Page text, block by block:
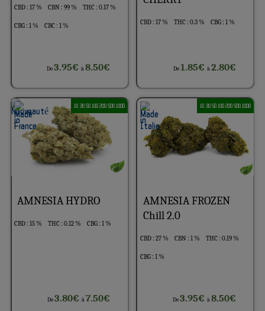
CBD : 17 % CBN : 99 % THC : 0.17 %
CBG : 1 % CBC : 1 %
De3.95€à8.50€
CBD : 17 % THC : 0.3 % CBG : 1 %
De1.85€ à2.80€
1G 3G 5G 10G 20G 50G 100G
AMNESIA HYDRO
CBD : 15 % THC : 0.12 % CBG : 1 %
De3.80€à7.50€
1G 3G 5G 10G 20G 50G 100G
AMNESIA FROZEN
Chill 2.0
CBD : 27 % CBN : 1 % THC : 0.19 %
CBG : 1 %
De3.95€ à8.50€